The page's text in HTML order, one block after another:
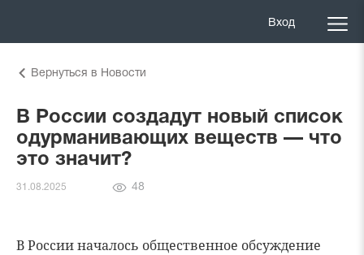
Вход
Вернуться в Новости
В России создадут новый список
одурманивающих веществ — что
это значит?
31.08.2025
Количество
48
В России началось общественное обсуждение